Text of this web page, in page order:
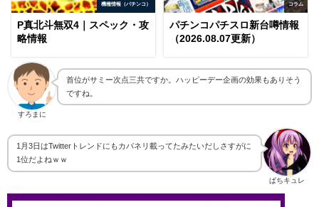
機種情報（パチンコ）
P真北斗無双4｜スペック・攻
略情報
コラム
パチンコパチスロ新台噂情報
（2026.08.07更新）
すろまに
首位がサミー次点三共ですか。ハッピーデー企画の効果もありそう
ですね。
ぱちキュレ
1月3日はTwitterトレンドにもカバネリ載ってたみたいだしさすがに
1位だよねｗｗ